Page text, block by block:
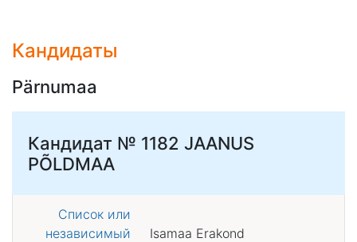
Кандидаты
Pärnumaa
Кандидат № 1182 JAANUS
PÕLDMAA
Список или
независимый
Isamaa Erakond